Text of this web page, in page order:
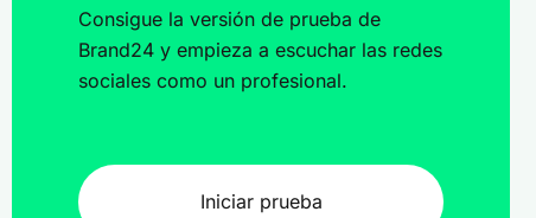
Consigue la versión de prueba de
Brand24 y empieza a escuchar las redes
sociales como un profesional.
Iniciar prueba